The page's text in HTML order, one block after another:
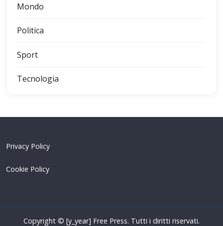
Mondo
Politica
Sport
Tecnologia
Privacy Policy
Cookie Policy
Copyright © [y_year] Free Press. Tutti i diritti riservati.